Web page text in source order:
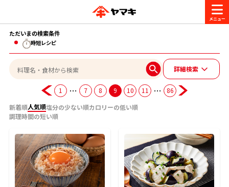
商品情報
ブランド一覧
ヤマキ『めんつゆ』 ヤマキ 割烹白だし
レシピ
おいしいレシピを探す
おいしいレシピトップ
主食レシピ
かつお節・だしを楽しむ
かつお節・だしを知る
だしの取り方
CM・キャンペーン
企業・採用情報
ただいまの検索条件
時短レシピ
詳細検索
1 … 7 8 9 10 11 …
86
新着順人気順塩分の少ない順カロリーの低い順
調理時間の短い順